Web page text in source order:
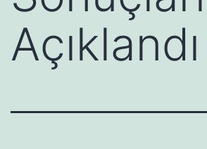
Açıklandı